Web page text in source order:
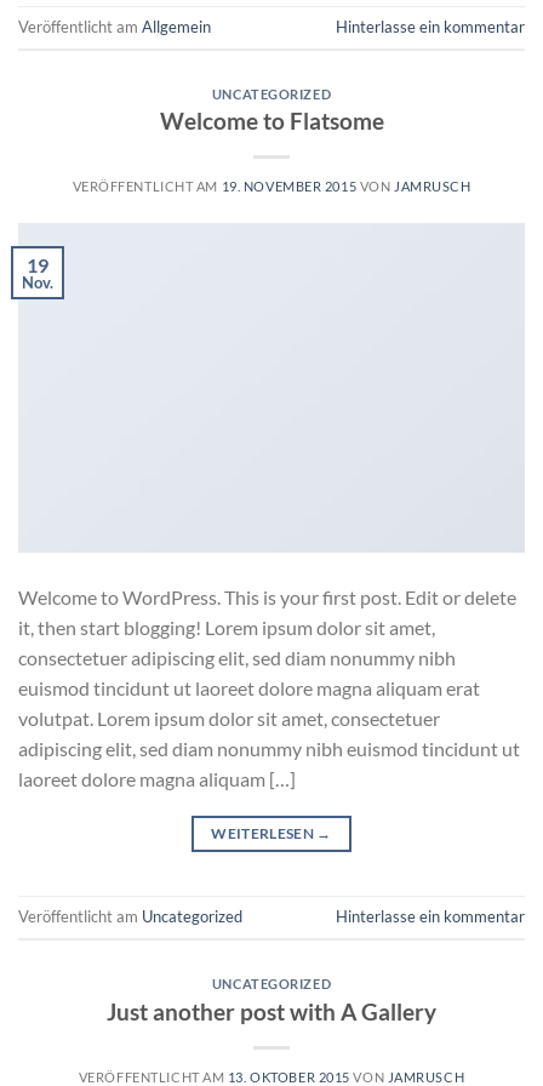
Veröffentlicht am Allgemein Hinterlasse ein kommentar
UNCATEGORIZED
Welcome to Flatsome
VERÖFFENTLICHT AM 19. NOVEMBER 2015 VON JAMRUSCH
19
Nov.
Welcome to WordPress. This is your first post. Edit or delete
it, then start blogging! Lorem ipsum dolor sit amet,
consectetuer adipiscing elit, sed diam nonummy nibh
euismod tincidunt ut laoreet dolore magna aliquam erat
volutpat. Lorem ipsum dolor sit amet, consectetuer
adipiscing elit, sed diam nonummy nibh euismod tincidunt ut
laoreet dolore magna aliquam […]
WEITERLESEN →
Veröffentlicht am Uncategorized Hinterlasse ein kommentar
UNCATEGORIZED
Just another post with A Gallery
VERÖFFENTLICHT AM 13. OKTOBER 2015 VON JAMRUSCH